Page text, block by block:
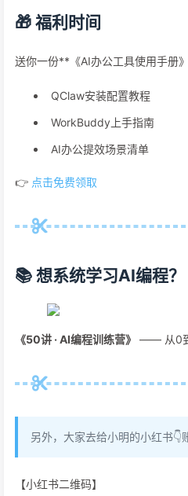
🎁 福利时间
送你一份**《AI办公工具使用手册》
QClaw安装配置教程
WorkBuddy上手指南
AI办公提效场景清单
👉 点击免费领取
📚 想系统学习AI编程？
《50讲 · AI编程训练营》 —— 从0到
另外，大家去给小明的小红书👇
【小红书二维码】